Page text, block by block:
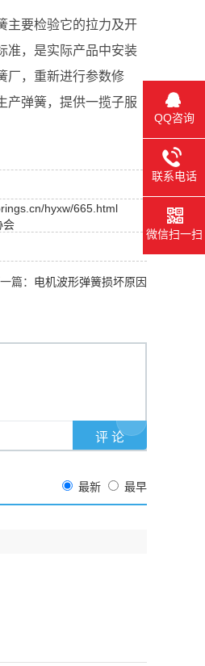
主要检验它的拉力及开
准，是实际产品中安装
厂，重新进行参数修
产弹簧，提供一揽子服
hyxw/665.html
会
篇： 电机波形弹簧损坏原因
最新 最早
QQ咨询
联系电话
微信扫一扫